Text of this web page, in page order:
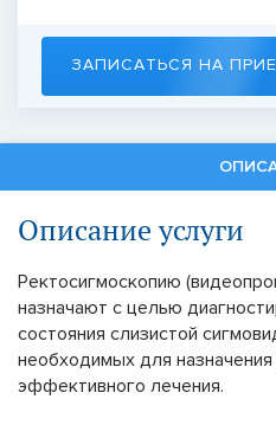
ЗАПИСАТЬСЯ НА
Описание услуги
Ректосигмоскопию
назначают с целью
состояния слизистой
необходимых для
эффективного лечения.